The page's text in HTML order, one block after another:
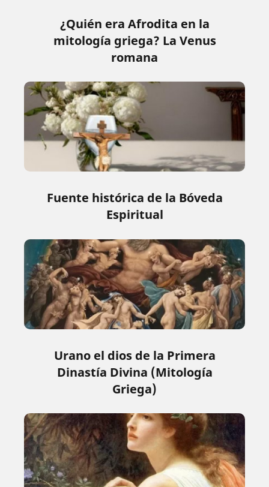
¿Quién era Afrodita en la
mitología griega? La Venus
romana
Fuente histórica de la Bóveda
Espiritual
Urano el dios de la Primera
Dinastía Divina (Mitología
Griega)